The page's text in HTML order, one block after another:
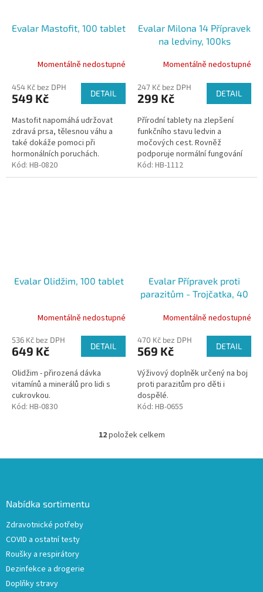
Evalar Mastofit, 100 tablet
Momentálně nedostupné
454 Kč bez DPH
549 Kč DETAIL
Mastofit napomáhá udržovat
zdravá prsa, tělesnou váhu a
také dokáže pomoci při
hormonálních poruchách.
Kód: HB-0820
Evalar Milona 14 Přípravek
na ledviny, 100ks
Momentálně nedostupné
247 Kč bez DPH
299 Kč DETAIL
Přírodní tablety na zlepšení
funkčního stavu ledvin a
močových cest. Rovněž
podporuje normální fungování
kardiovaskulárního a
pohybového systému.
Kód: HB-1112
Evalar Olidžim, 100 tablet
Momentálně nedostupné
536 Kč bez DPH
649 Kč DETAIL
Olidžim - přirozená dávka
vitamínů a minerálů pro lidi s
cukrovkou.
Kód: HB-0830
Evalar Přípravek proti
parazitům - Trojčatka, 40
Momentálně nedostupné
470 Kč bez DPH
569 Kč DETAIL
Výživový doplněk určený na boj
proti parazitům pro děti i
dospělé.
Kód: HB-0655
O
l
12položek celkem
Nabídka sortimentu
Zdravotnické potřeby
COVID a ostatní testy
Roušky a respirátory
Dezinfekce a drogerie
Doplňky stravy